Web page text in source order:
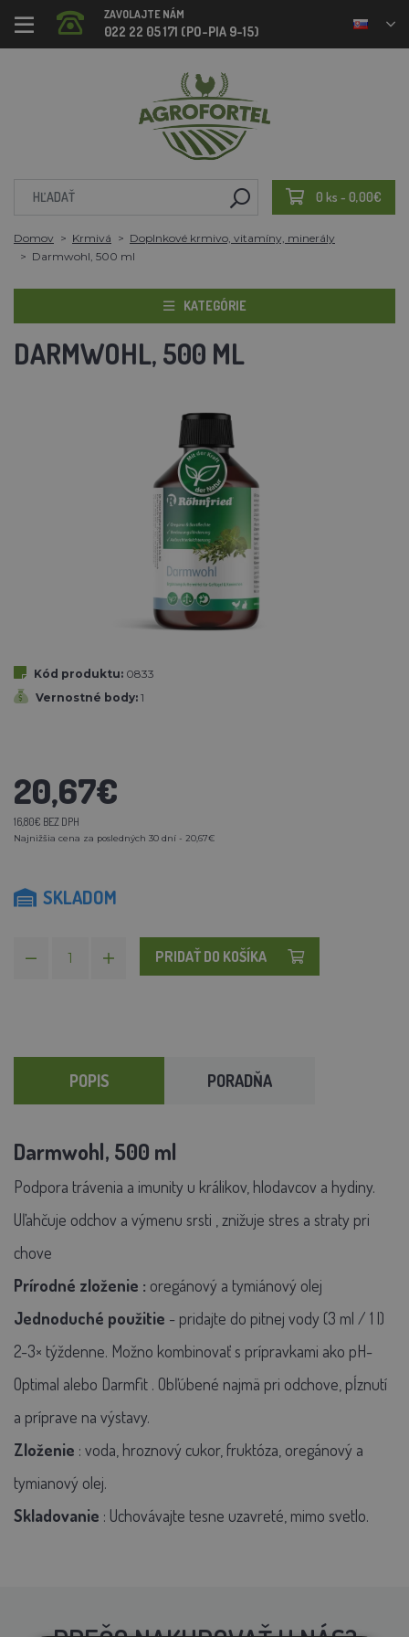
ZAVOLAJTE NÁM
022 22 05 171 (PO-PIA 9-15)
0 ks - 0,00€
Domov Krmivá
Doplnkové krmivo, vitamíny, minerály
Darmwohl, 500 ml
KATEGÓRIE
DARMWOHL, 500 ML
Kód produktu: 0833
Vernostné body: 1
20,67€
16,80€ BEZ DPH
Najnižšia cena za posledných 30 dní - 20,67€
SKLADOM
PRIDAŤ DO KOŠÍKA
POPIS PORADŇA
Darmwohl, 500 ml
Podpora trávenia a imunity u králikov, hlodavcov a hydiny.
Uľahčuje odchov a výmenu srsti , znižuje stres a straty pri
chove
Prírodné zloženie : oregánový a tymiánový olej
Jednoduché použitie - pridajte do pitnej vody (3 ml / 1 l)
2-3× týždenne. Možno kombinovať s prípravkami ako pH-
Optimal alebo Darmfit . Obľúbené najmä pri odchove, pĺznutí
a príprave na výstavy.
Zloženie : voda, hroznový cukor, fruktóza, oregánový a
tymianový olej.
Skladovanie : Uchovávajte tesne uzavreté, mimo svetlo.